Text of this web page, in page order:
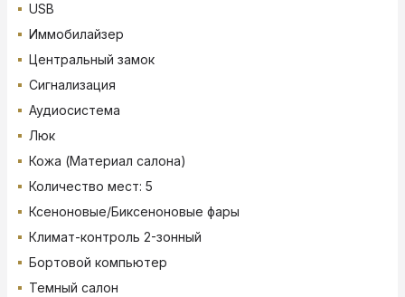
USB
Иммобилайзер
Центральный замок
Сигнализация
Аудиосистема
Люк
Кожа (Материал салона)
Количество мест: 5
Ксеноновые/Биксеноновые фары
Климат-контроль 2-зонный
Бортовой компьютер
Темный салон